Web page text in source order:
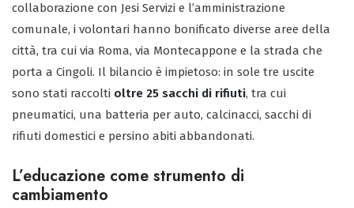
collaborazione con Jesi Servizi e l’amministrazione
comunale, i volontari hanno bonificato diverse aree della
città, tra cui via Roma, via Montecappone e la strada che
porta a Cingoli. Il bilancio è impietoso: in sole tre uscite
sono stati raccolti oltre 25 sacchi di rifiuti, tra cui
pneumatici, una batteria per auto, calcinacci, sacchi di
rifiuti domestici e persino abiti abbandonati.
L’educazione come strumento di
cambiamento